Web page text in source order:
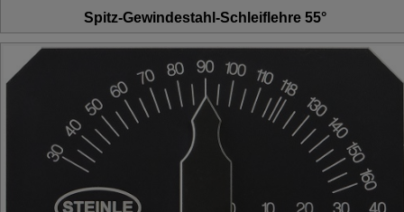
Spitz-Gewindestahl-Schleiflehre 55°